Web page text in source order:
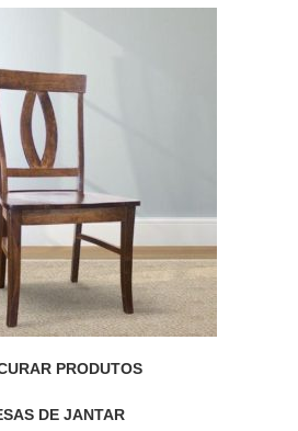
PRODUTOS
DE JANTAR